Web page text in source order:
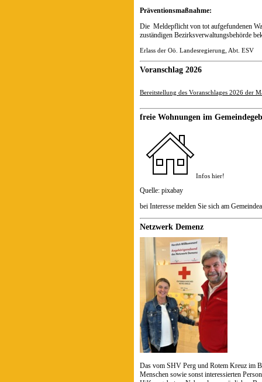
Präventionsmaßnahme:
Die Meldepflicht von tot aufgefundenen
zuständigen Bezirksverwaltungsbehörde
Erlass der Oö. Landesregierung, Abt. ESV
Voranschlag 2026
Bereitstellung des Voranschlages 2026 der
freie Wohnungen im
Infos hier!
Quelle: pixabay
bei Interesse melden Sie sich am
Netzwerk Demenz
Das vom SHV Perg und Rotem Kreuz im
Menschen sowie sonst interessierten